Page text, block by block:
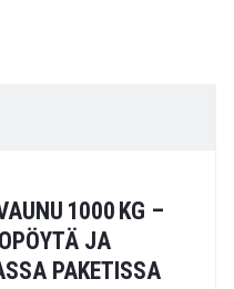
1000 KG –
JA
PAKETISSA